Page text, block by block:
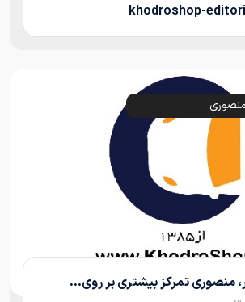
khodroshop-
منصوری تمرکز بیشتری بر روی...